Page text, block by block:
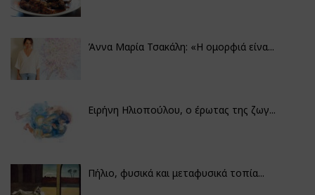
Άννα Μαρία Τσακάλη: «Η ομορφιά είνα...
Ειρήνη Ηλιοπούλου, ο έρωτας της ζωγ...
Πήλιο, φυσικά και μεταφυσικά τοπία...